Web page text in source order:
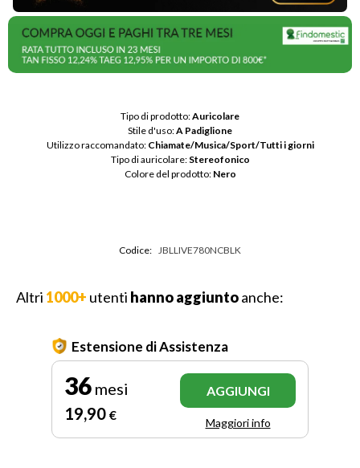
Tipo di prodotto: Auricolare
Stile d'uso: A Padiglione
Utilizzo raccomandato: Chiamate/Musica/Sport/Tutti i giorni
Tipo di auricolare: Stereofonico
Colore del prodotto: Nero
Codice: JBLLIVE780NCBLK
Altri 1000+ utenti hanno aggiuntoanche:
Estensione di Assistenza
36 mesi
19,90 €
AGGIUNGI
Maggiori info